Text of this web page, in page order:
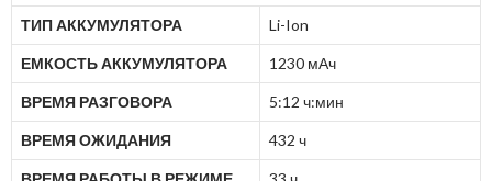
ТИП АККУМУЛЯТОРА Li-Ion
ЕМКОСТЬ АККУМУЛЯТОРА 1230 мАч
ВРЕМЯ РАЗГОВОРА 5:12 ч:мин
ВРЕМЯ ОЖИДАНИЯ 432 ч